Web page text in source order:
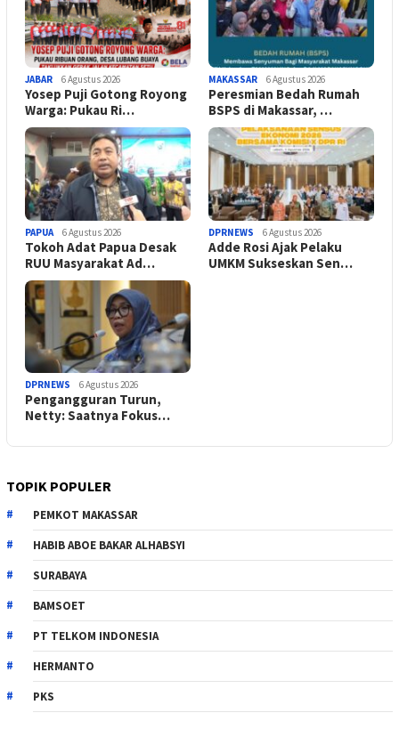
JABAR 6 Agustus 2026
Yosep Puji Gotong Royong
Warga: Pukau Ri…
MAKASSAR 6 Agustus 2026
Peresmian Bedah Rumah
BSPS di Makassar, …
PAPUA 6 Agustus 2026
Tokoh Adat Papua Desak
RUU Masyarakat Ad…
DPRNEWS 6 Agustus 2026
Adde Rosi Ajak Pelaku
UMKM Sukseskan Sen…
DPRNEWS 6 Agustus 2026
Pengangguran Turun,
Netty: Saatnya Fokus…
TOPIK POPULER
PEMKOT MAKASSAR
HABIB ABOE BAKAR ALHABSYI
SURABAYA
BAMSOET
PT TELKOM INDONESIA
HERMANTO
PKS